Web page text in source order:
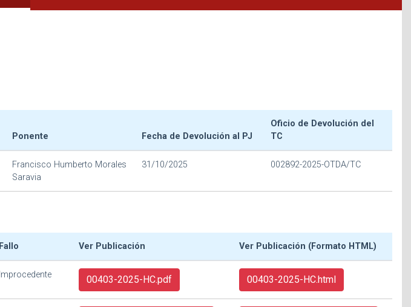
Ponente Fecha de Devolución al PJ
Oficio de Devolución del
TC
Francisco Humberto Morales
Saravia
31/10/2025 002892-2025-OTDA/TC
Fallo Ver Publicación Ver Publicación (Formato HTML)
Improcedente 00403-2025-HC.pdf 00403-2025-HC.html